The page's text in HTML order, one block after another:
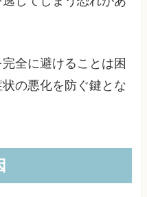
全に避けることは困
の悪化を防ぐ鍵とな